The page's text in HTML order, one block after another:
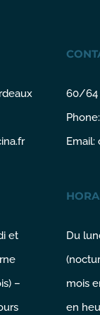
et
–
60/64
Email:
Du
mois
en